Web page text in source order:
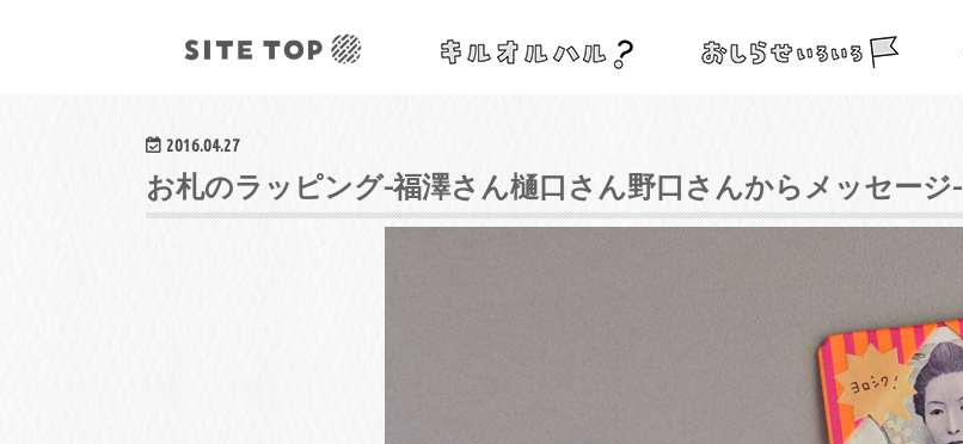
2016.04.27
お札のラッピング-福澤さん樋口さん野口さんからメッセージ-